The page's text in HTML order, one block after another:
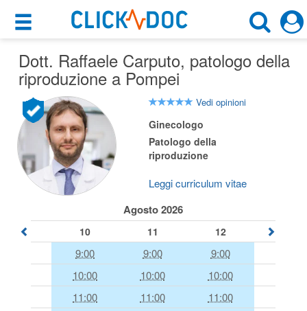
×
Motore di ricerca
×
Cerca uno specialista
Patologo Della Riproduzione
Pompei (NA)
CERCA
Cosa possiamo offrirti
Per i pazienti
Prenota una visita
Ricerca specialisti
Consulti online
Per gli specialisti
Prenotazioni online
Planner e rubrica in cloud
Dott. Raffaele Carputo, patologo della
riproduzione a Pompei
Vedi opinioni
Ginecologo
Patologo della
riproduzione
Leggi curriculum vitae
Agosto 2026
10 11 12
9:00 9:00
9:00
10:00
10:00
10:00
11:00
11:00
11:00